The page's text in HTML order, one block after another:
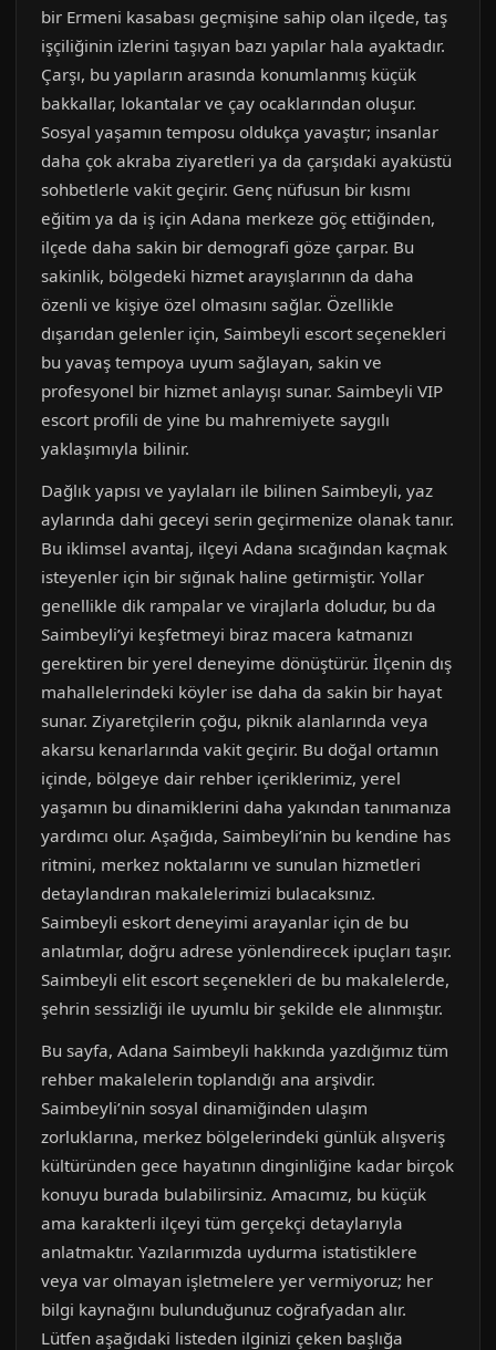
bir Ermeni kasabası geçmişine sahip olan ilçede, taş
işçiliğinin izlerini taşıyan bazı yapılar hala ayaktadır.
Çarşı, bu yapıların arasında konumlanmış küçük
bakkallar, lokantalar ve çay ocaklarından oluşur.
Sosyal yaşamın temposu oldukça yavaştır; insanlar
daha çok akraba ziyaretleri ya da çarşıdaki ayaküstü
sohbetlerle vakit geçirir. Genç nüfusun bir kısmı
eğitim ya da iş için Adana merkeze göç ettiğinden,
ilçede daha sakin bir demografi göze çarpar. Bu
sakinlik, bölgedeki hizmet arayışlarının da daha
özenli ve kişiye özel olmasını sağlar. Özellikle
dışarıdan gelenler için, Saimbeyli escort seçenekleri
bu yavaş tempoya uyum sağlayan, sakin ve
profesyonel bir hizmet anlayışı sunar. Saimbeyli VIP
escort profili de yine bu mahremiyete saygılı
yaklaşımıyla bilinir.
Dağlık yapısı ve yaylaları ile bilinen Saimbeyli, yaz
aylarında dahi geceyi serin geçirmenize olanak tanır.
Bu iklimsel avantaj, ilçeyi Adana sıcağından kaçmak
isteyenler için bir sığınak haline getirmiştir. Yollar
genellikle dik rampalar ve virajlarla doludur, bu da
Saimbeyli’yi keşfetmeyi biraz macera katmanızı
gerektiren bir yerel deneyime dönüştürür. İlçenin dış
mahallelerindeki köyler ise daha da sakin bir hayat
sunar. Ziyaretçilerin çoğu, piknik alanlarında veya
akarsu kenarlarında vakit geçirir. Bu doğal ortamın
içinde, bölgeye dair rehber içeriklerimiz, yerel
yaşamın bu dinamiklerini daha yakından tanımanıza
yardımcı olur. Aşağıda, Saimbeyli’nin bu kendine has
ritmini, merkez noktalarını ve sunulan hizmetleri
detaylandıran makalelerimizi bulacaksınız.
Saimbeyli eskort deneyimi arayanlar için de bu
anlatımlar, doğru adrese yönlendirecek ipuçları taşır.
Saimbeyli elit escort seçenekleri de bu makalelerde,
şehrin sessizliği ile uyumlu bir şekilde ele alınmıştır.
Bu sayfa, Adana Saimbeyli hakkında yazdığımız tüm
rehber makalelerin toplandığı ana arşivdir.
Saimbeyli’nin sosyal dinamiğinden ulaşım
zorluklarına, merkez bölgelerindeki günlük alışveriş
kültüründen gece hayatının dinginliğine kadar birçok
konuyu burada bulabilirsiniz. Amacımız, bu küçük
ama karakterli ilçeyi tüm gerçekçi detaylarıyla
anlatmaktır. Yazılarımızda uydurma istatistiklere
veya var olmayan işletmelere yer vermiyoruz; her
bilgi kaynağını bulunduğunuz coğrafyadan alır.
Lütfen aşağıdaki listeden ilginizi çeken başlığa